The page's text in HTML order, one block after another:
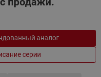
аналог
серии